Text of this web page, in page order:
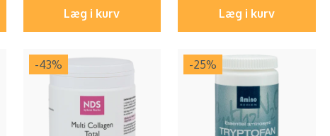
Læg i kurv Læg i kurv
-43% -25%